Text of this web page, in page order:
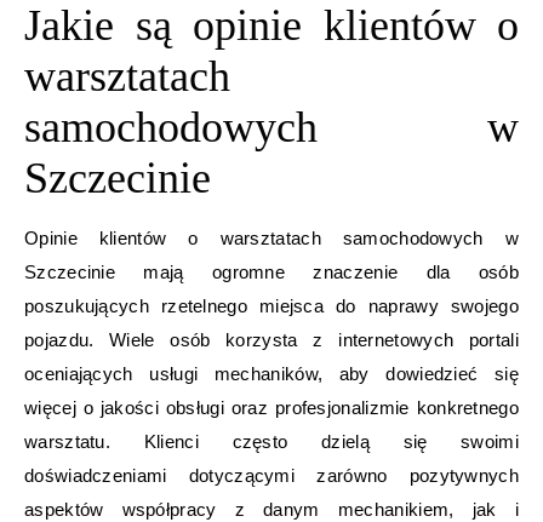
Jakie są opinie klientów o
warsztatach
samochodowych w
Szczecinie
Opinie klientów o warsztatach samochodowych w
Szczecinie mają ogromne znaczenie dla osób
poszukujących rzetelnego miejsca do naprawy swojego
pojazdu. Wiele osób korzysta z internetowych portali
oceniających usługi mechaników, aby dowiedzieć się
więcej o jakości obsługi oraz profesjonalizmie konkretnego
warsztatu. Klienci często dzielą się swoimi
doświadczeniami dotyczącymi zarówno pozytywnych
aspektów współpracy z danym mechanikiem, jak i